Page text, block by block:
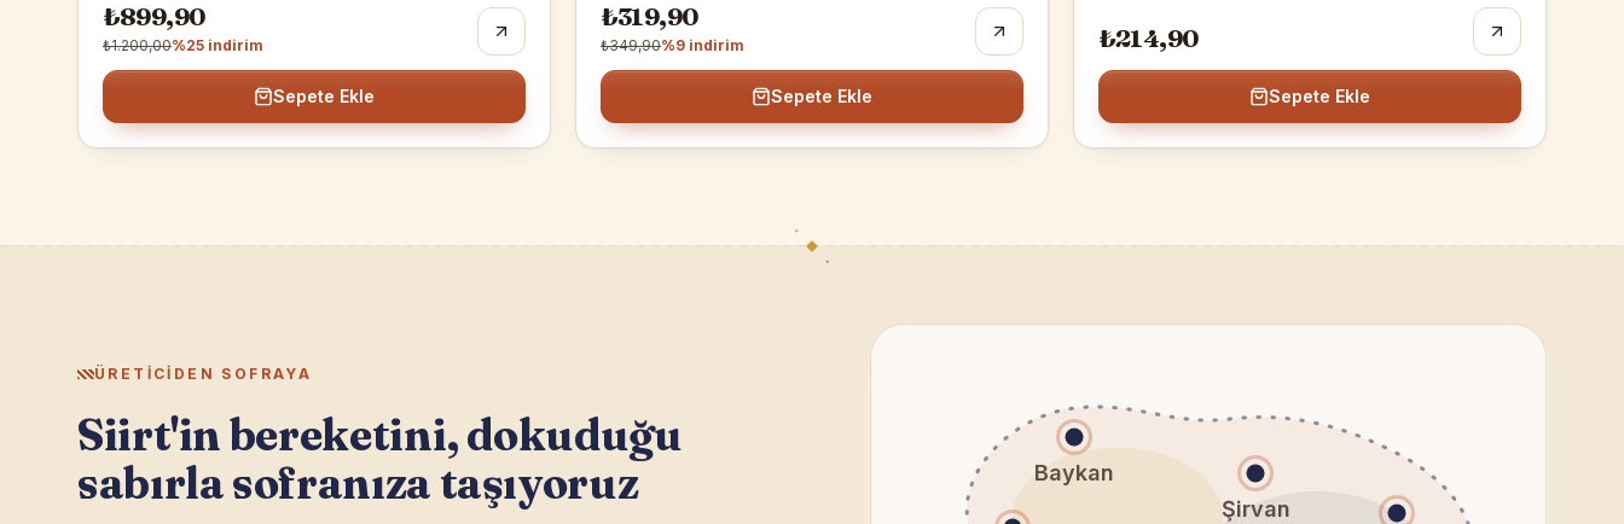
₺899,90
₺1.200,00%25 indirim
Sepete Ekle
₺319,90
₺349,90%9 indirim
Sepete Ekle
₺214,90
Sepete Ekle
ÜRETICIDEN SOFRAYA
Siirt'in bereketini, dokuduğu
sabırla sofranıza taşıyoruz
Baykan
Şirvan